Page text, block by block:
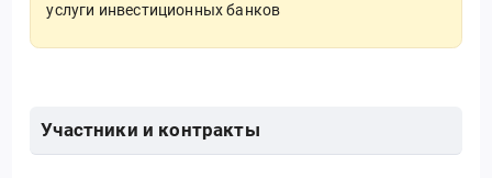
услуги инвестиционных банков
Участники и контракты